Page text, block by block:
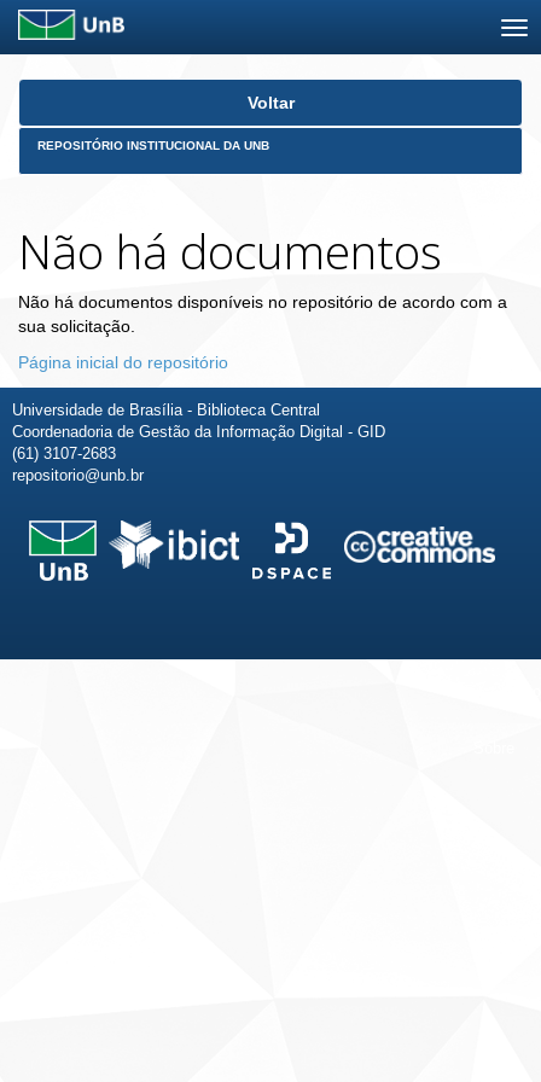
Skip
Voltar
REPOSITÓRIO INSTITUCIONAL DA UNB
Não há documentos
Não há documentos disponíveis no repositório de acordo com a
sua solicitação.
Página inicial do repositório
Universidade de Brasília - Biblioteca Central
Coordenadoria de Gestão da Informação Digital - GID
(61) 3107-2683
repositorio@unb.br